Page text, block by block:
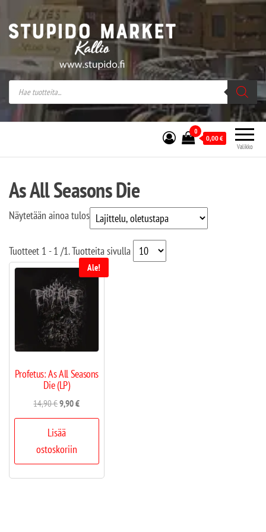
Stupido Market – verkossa ja kivijalassa
Stupido Market on vaihtoehtomusaan
erikoistunut verkko- sekä
kivijalkakauppa Helsingissä Kallion
sydämessä.
Valikko
0
0,00€
As All Seasons Die
Näytetään ainoa tulos
Tuotteet 1 - 1 /1. Tuotteita sivulla
Ale!
Profetus: As All Seasons
Die (LP)
14,90€9,90€
Lisää
ostoskoriin